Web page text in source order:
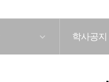
학사공지